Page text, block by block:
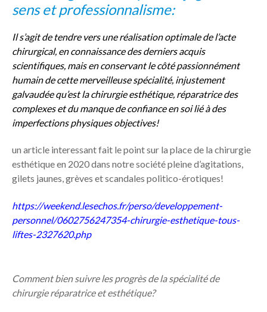
sens et professionnalisme:
Il s’agit de tendre vers une réalisation optimale de l’acte
chirurgical, en connaissance des derniers acquis
scientifiques, mais en conservant le côté passionnément
humain de cette merveilleuse spécialité, injustement
galvaudée qu’est la chirurgie esthétique, réparatrice des
complexes et du manque de confiance en soi lié à des
imperfections physiques objectives!
un article interessant fait le point sur la place de la chirurgie
esthétique en 2020 dans notre société pleine d’agitations,
gilets jaunes, grèves et scandales politico-érotiques!
https://weekend.lesechos.fr/perso/developpement-
personnel/0602756247354-chirurgie-esthetique-tous-
liftes-2327620.php
Comment bien suivre les progrès de la spécialité de
chirurgie réparatrice et esthétique?